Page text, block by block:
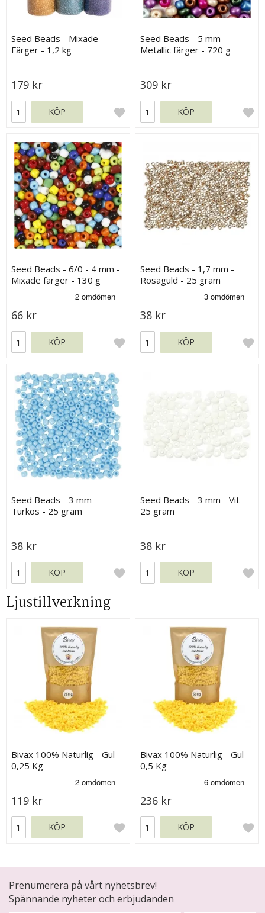
Seed Beads - Mixade
Färger - 1,2 kg
179 kr
KÖP
Seed Beads - 5 mm -
Metallic färger - 720 g
309 kr
KÖP
Seed Beads - 6/0 - 4 mm -
Mixade färger - 130 g
66 kr
KÖP
Seed Beads - 1,7 mm -
Rosaguld - 25 gram
38 kr
KÖP
Seed Beads - 3 mm -
Turkos - 25 gram
38 kr
KÖP
Seed Beads - 3 mm - Vit -
25 gram
38 kr
KÖP
Ljustillverkning
Bivax 100% Naturlig - Gul -
0,25 Kg
119 kr
KÖP
Bivax 100% Naturlig - Gul -
0,5 Kg
236 kr
KÖP
Prenumerera på vårt nyhetsbrev!
Spännande nyheter och erbjudanden